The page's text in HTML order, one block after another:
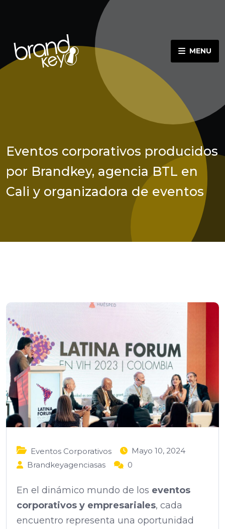
MENU
Eventos corporativos producidos
por Brandkey, agencia BTL en
Cali y organizadora de eventos
Eventos Corporativos
Mayo 10, 2024
Brandkeyagenciasas
0
En el dinámico mundo de los eventos
corporativos y empresariales, cada
encuentro representa una oportunidad